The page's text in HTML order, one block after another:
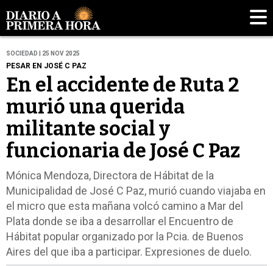
SOCIEDAD | 25 NOV 2025
PESAR EN JOSÉ C PAZ
En el accidente de Ruta 2
murió una querida
militante social y
funcionaria de José C Paz
Mónica Mendoza, Directora de Hábitat de la
Municipalidad de José C Paz, murió cuando viajaba en
el micro que esta mañana volcó camino a Mar del
Plata donde se iba a desarrollar el Encuentro de
Hábitat popular organizado por la Pcia. de Buenos
Aires del que iba a participar. Expresiones de duelo.